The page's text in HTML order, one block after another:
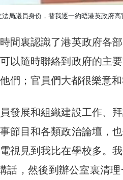
局議員身份，替我逐一約晤港英政府高
間裏認識了港英政府各
以隨時聯絡到政府的主
們；官員們大都很樂意和
發展和組織建設工作、
節目和各類政治論壇，
視見到我比在學校多。
話，然後到辦公室裏清